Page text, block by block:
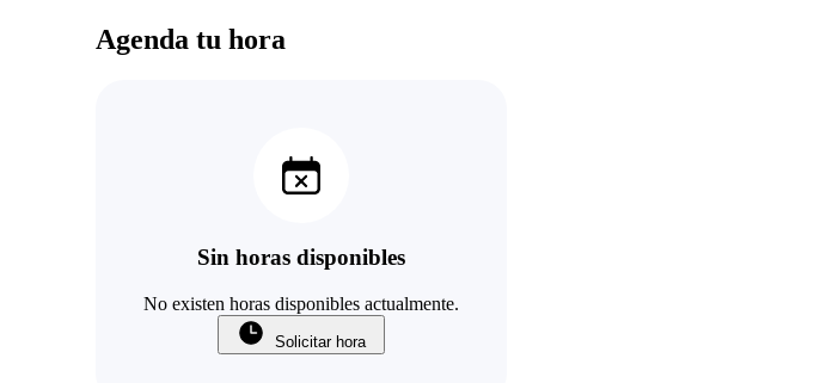
Agenda tu hora
Sin horas disponibles
No existen horas disponibles actualmente.
Solicitar hora